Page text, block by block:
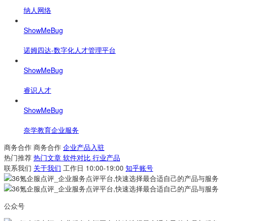
纳人网络
ShowMeBug
诺姆四达-数字化人才管理平台
ShowMeBug
睿识人才
ShowMeBug
奈学教育企业服务
商务合作 商务合作 企业产品入驻
热门推荐 热门文章 软件对比 行业产品
联系我们 关于我们 工作日 10:00-19:00 知乎账号
公众号